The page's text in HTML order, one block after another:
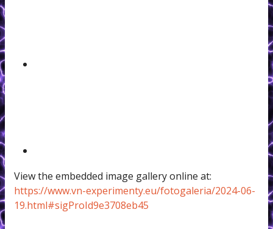
View the embedded image gallery online at:
https://www.vn-experimenty.eu/fotogaleria/2024-06-
19.html#sigProId9e3708eb45